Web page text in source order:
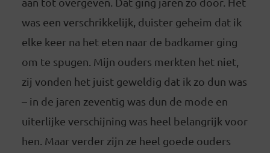
was een verschrikkelijk, duister geheim dat ik
elke keer na het eten naar de badkamer ging
om te spugen. Mijn ouders merkten het niet,
zij vonden het juist geweldig dat ik zo dun was
– in de jaren zeventig was dun de mode en
uiterlijke verschijning was heel belangrijk voor
hen. Maar verder zijn ze heel goede ouders